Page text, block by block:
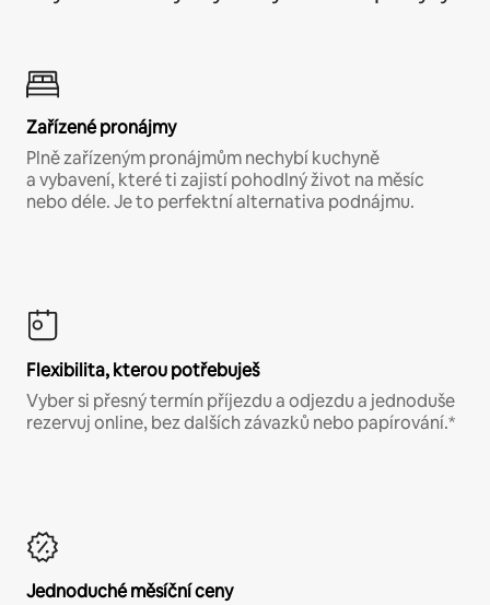
Zařízené pronájmy
Plně zařízeným pronájmům nechybí kuchyně
a vybavení, které ti zajistí pohodlný život na měsíc
nebo déle. Je to perfektní alternativa podnájmu.
Flexibilita, kterou potřebuješ
Vyber si přesný termín příjezdu a odjezdu a jednoduše
rezervuj online, bez dalších závazků nebo papírování.*
Jednoduché měsíční ceny